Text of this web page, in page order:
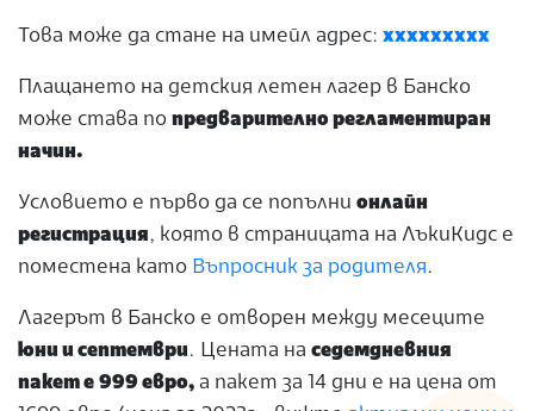
Това може да стане на имейл адрес: ххххххххх
Плащането на детския летен лагер в Банско
може става по предварително регламентиран
начин.
Условието е първо да се попълни онлайн
регистрация, която в страницата на ЛъкиКидс е
поместена като Въпросник за родителя.
Лагерът в Банско е отворен между месеците
юни и септември. Цената на седемдневния
пакет е 999 евро, а пакет за 14 дни е на цена от